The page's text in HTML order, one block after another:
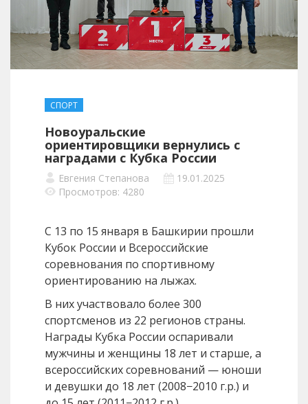
СПОРТ
Новоуральские
ориентировщики вернулись с
наградами с Кубка России
Евгения Степанова
19.01.2025
Просмотров: 4280
C 13 по 15 января в Башкирии прошли
Кубок России и Всероссийские
соревнования по спортивному
ориентированию на лыжах.
В них участвовало более 300
спортсменов из 22 регионов страны.
Награды Кубка России оспаривали
мужчины и женщины 18 лет и старше, а
всероссийских соревнований — юноши
и девушки до 18 лет (2008−2010 г.р.) и